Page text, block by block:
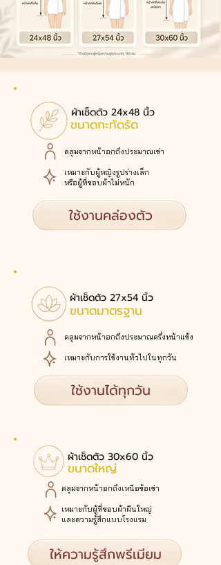
ผ้าเช็ดตัว 24x48 นิ้ว
ขนาดกะทัดรัด
ใช้งานคล่องตัว
คลุมจากหน้าอกถึงประมาณเข่า
เหมาะกับผู้หญิงรูปร่างเล็ก
หรือผู้ที่ชอบผ้าไม่หนัก
ผ้าเช็ดตัว 27x54 นิ้ว
ขนาดมาตรฐาน
ใช้งานได้ทุกวัน
คลุมจากหน้าอกถึงประมาณครึ่งหน้าแข้ง
เหมาะกับการใช้งานทั่วไปในทุกวัน
ผ้าเช็ดตัว 30x60 นิ้ว
ขนาดใหญ่
คลุมจากหน้าอกถึงเหนือข้อเข่า
เหมาะกับผู้ที่ชอบผ้าผืนใหญ่
และความรู้สึกแบบโรงแรม
ให้ความรู้สึกพรีเมียม